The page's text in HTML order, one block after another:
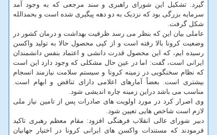
گیرد. تشکیل این شورای راهبری و سند مرجعی که به وجود آمد
سرمایه بزرگی بود که نزدیک به دو دهه پیگیری شده است و بحمدالله
شکل گرفت.
عاملی بیان این که بنظر می رسد ظرفیت بهداشت و درمان کشور در
وضعیت کرونا بالا رفته است و از کپی محصول حالا به تولید واکسن
رسیده ایم، که این محصول قدرت دانشی و اعتماد بنفس دانشمندان
ایرانی است، گفت: اما در عین حال مشکلی که وجود دارد این است
که نظام سخنگویی در زمینه کرونا و سیستم سلامت نیازمند انسجام
بیشتری است. بعضاً آمارهای اعلامی دارای تناقض و ابهام است.
مناسب می باشد دراین زمینه چاره اندیشی شود.
وی اصرار کرد در مورد اولویت های صادرات پس از تامین نیاز ملی
لازم است شاخص هایی تعیین شود.
دبیر شورای عالی انقلاب فرهنگی افزود: مقام معظم رهبری تاکید
فرمودند که مستندات واکسن های ایرانی کرونا در اختیار جهانیان